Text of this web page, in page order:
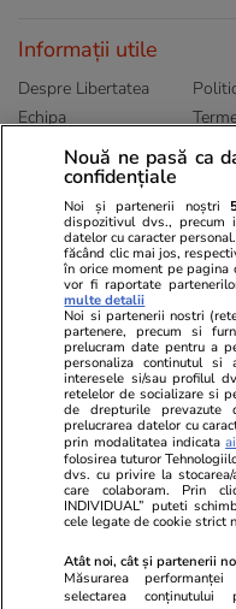
Informații utile
Despre Libertatea
Echipa
Publicitate
Politica de
Ringier România
Libertatea pentru
Unica.ro
Program TV
Avantaje
ELLE
Stiri
Ajută
Pariază responsabil!
Jocurile de
Nouă ne pasă ca
confidențiale
Noi și partenerii noștri
dispozitivul dvs., precum
datelor cu caracter
făcând clic mai jos,
în orice moment pe pagina
vor fi raportate
multe detalii
Noi si partenerii nostri
partenere, precum si
prelucram date pentru a
personaliza continutul si
interesele si/sau profilul
retelelor de socializare si
de drepturile
prelucrarea datelor cu
prin modalitatea indicata
folosirea tuturor
dvs. cu privire la
care colaboram. Prin
INDIVIDUAL” puteti
cele legate de cookie strict
Atât noi, cât și partenerii
Măsurarea
selectarea conținutului